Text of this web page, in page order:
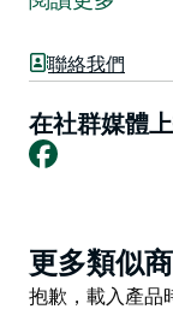
了各種令人垂涎
Kings Kebabs
聞名，菜單上的
肉、風味濃鬱的
的沙拉、滋滋作
都能滿足您的需
Kings Kebabs
鬱的風味，是伊
聯絡我們
在社群媒體
Facebook
Product
List
更多類似
Product
抱歉，載入產品